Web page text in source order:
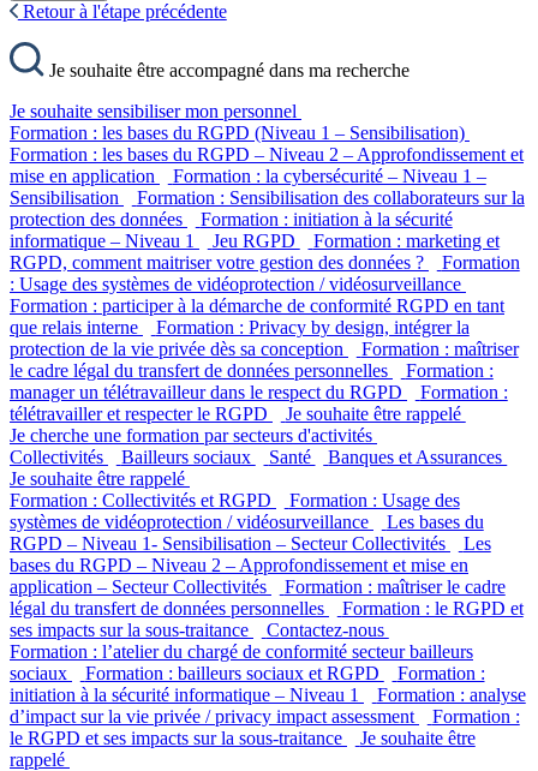
Retour à l'étape précédente
Je souhaite être accompagné dans ma recherche
Je souhaite sensibiliser mon personnel
Formation : les bases du RGPD (Niveau 1 – Sensibilisation)
Formation : les bases du RGPD – Niveau 2 – Approfondissement et
mise en application
Formation : la cybersécurité – Niveau 1 –
Sensibilisation
Formation : Sensibilisation des collaborateurs sur la
protection des données
Formation : initiation à la sécurité
informatique – Niveau 1
Jeu RGPD
Formation : marketing et
RGPD, comment maitriser votre gestion des données ?
Formation
: Usage des systèmes de vidéoprotection / vidéosurveillance
Formation : participer à la démarche de conformité RGPD en tant
que relais interne
Formation : Privacy by design, intégrer la
protection de la vie privée dès sa conception
Formation : maîtriser
le cadre légal du transfert de données personnelles
Formation :
manager un télétravailleur dans le respect du RGPD
Formation :
télétravailler et respecter le RGPD
Je souhaite être rappelé
Je cherche une formation par secteurs d'activités
Collectivités
Bailleurs sociaux Santé
Banques et Assurances
Je souhaite être rappelé
Formation : Collectivités et RGPD
Formation : Usage des
systèmes de vidéoprotection / vidéosurveillance
Les bases du
RGPD – Niveau 1- Sensibilisation – Secteur Collectivités
Les
bases du RGPD – Niveau 2 – Approfondissement et mise en
application – Secteur Collectivités
Formation : maîtriser le cadre
légal du transfert de données personnelles
Formation : le RGPD et
ses impacts sur la sous-traitance
Contactez-nous
Formation : l’atelier du chargé de conformité secteur bailleurs
sociaux
Formation : bailleurs sociaux et RGPD
Formation :
initiation à la sécurité informatique – Niveau 1
Formation : analyse
d’impact sur la vie privée / privacy impact assessment
Formation :
le RGPD et ses impacts sur la sous-traitance
Je souhaite être
rappelé